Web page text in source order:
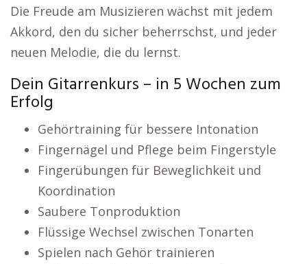
Die Freude am Musizieren wächst mit jedem
Akkord, den du sicher beherrschst, und jeder
neuen Melodie, die du lernst.
Dein Gitarrenkurs – in 5 Wochen zum
Erfolg
Gehörtraining für bessere Intonation
Fingernägel und Pflege beim Fingerstyle
Fingerübungen für Beweglichkeit und
Koordination
Saubere Tonproduktion
Flüssige Wechsel zwischen Tonarten
Spielen nach Gehör trainieren